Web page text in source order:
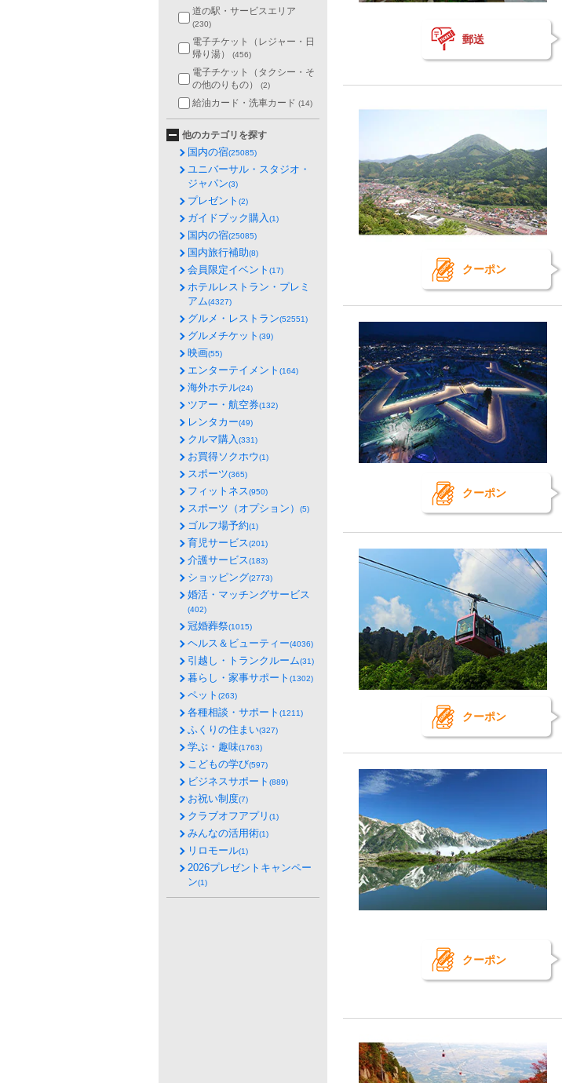
郵送
クーポン
クーポン
クーポン
クーポン
道の駅・サービスエリア
(230)
電子チケット（レジャー・日
帰り湯）
(456)
電子チケット（タクシー・そ
の他のりもの）
(2)
給油カード・洗車カード (14)
他のカテゴリを探す
国内の宿(25085)
ユニバーサル・スタジオ・
ジャパン(3)
プレゼント (2)
ガイドブック購入(1)
国内の宿(25085)
国内旅行補助(8)
会員限定イベント (17)
ホテルレストラン・プレミ
アム(4327)
グルメ・レストラン(52551)
グルメチケット (39)
映画(55)
エンターテイメント (164)
海外ホテル(24)
ツアー・航空券(132)
レンタカー(49)
クルマ購入(331)
お買得ソクホウ(1)
スポーツ(365)
フィットネス(950)
スポーツ（オプション） (5)
ゴルフ場予約(1)
育児サービス(201)
介護サービス(183)
ショッピング(2773)
婚活・マッチングサービス
(402)
冠婚葬祭(1015)
ヘルス＆ビューティー(4036)
引越し・トランクルーム(31)
暮らし・家事サポート (1302)
ペット (263)
各種相談・サポート (1211)
ふくりの住まい(327)
学ぶ・趣味(1763)
こどもの学び(597)
ビジネスサポート (889)
お祝い制度(7)
クラブオフアプリ (1)
みんなの活用術(1)
リロモール(1)
2026プレゼントキャンペー
ン(1)